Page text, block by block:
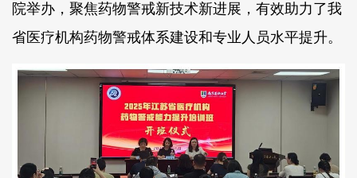
院举办，聚焦药物警戒新技术新进展，有效助力了我
省医疗机构药物警戒体系建设和专业人员水平提升。